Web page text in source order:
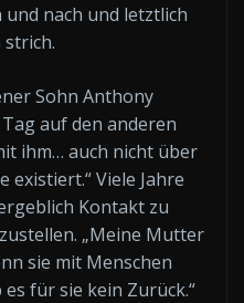
nach und letztlich
strich.
Sohn Anthony
auf den anderen
ihm… auch nicht über
existiert.“ Viele Jahre
Kontakt zu
„Meine Mutter
sie mit Menschen
für sie kein Zurück.“